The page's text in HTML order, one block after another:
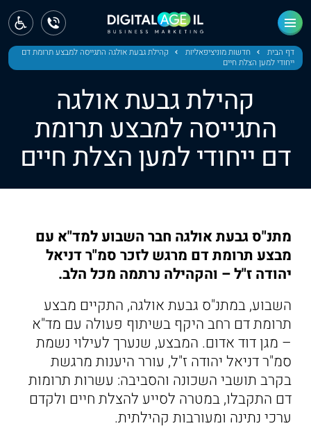
דף הבית חדשות מוניציפאליות
קהילת גבעת אולגה התגייסה למבצע תרומת דם
ייחודי למען הצלת חיים
קהילת גבעת אולגה
התגייסה למבצע תרומת
דם ייחודי למען הצלת חיים
מתנ"ס גבעת אולגה חבר השבוע למד"א עם
מבצע תרומת דם מרגש לזכר סמ"ר דניאל
יהודה ז"ל – והקהילה נרתמה מכל הלב.
השבוע, במתנ"ס גבעת אולגה, התקיים מבצע
תרומת דם רחב היקף בשיתוף פעולה עם מד"א
– מגן דוד אדום. המבצע, שנערך לעילוי נשמת
סמ"ר דניאל יהודה ז"ל, עורר היענות מרגשת
בקרב תושבי השכונה והסביבה: עשרות תרומות
דם התקבלו, במטרה לסייע להצלת חיים ולקדם
ערכי נתינה ומעורבות קהילתית.
ראשי
חדשות
מחוז חיפה
מחוז מרכז
תל אביב